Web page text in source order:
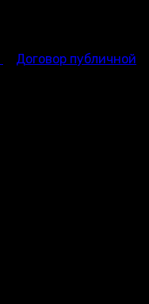
Договор публичной